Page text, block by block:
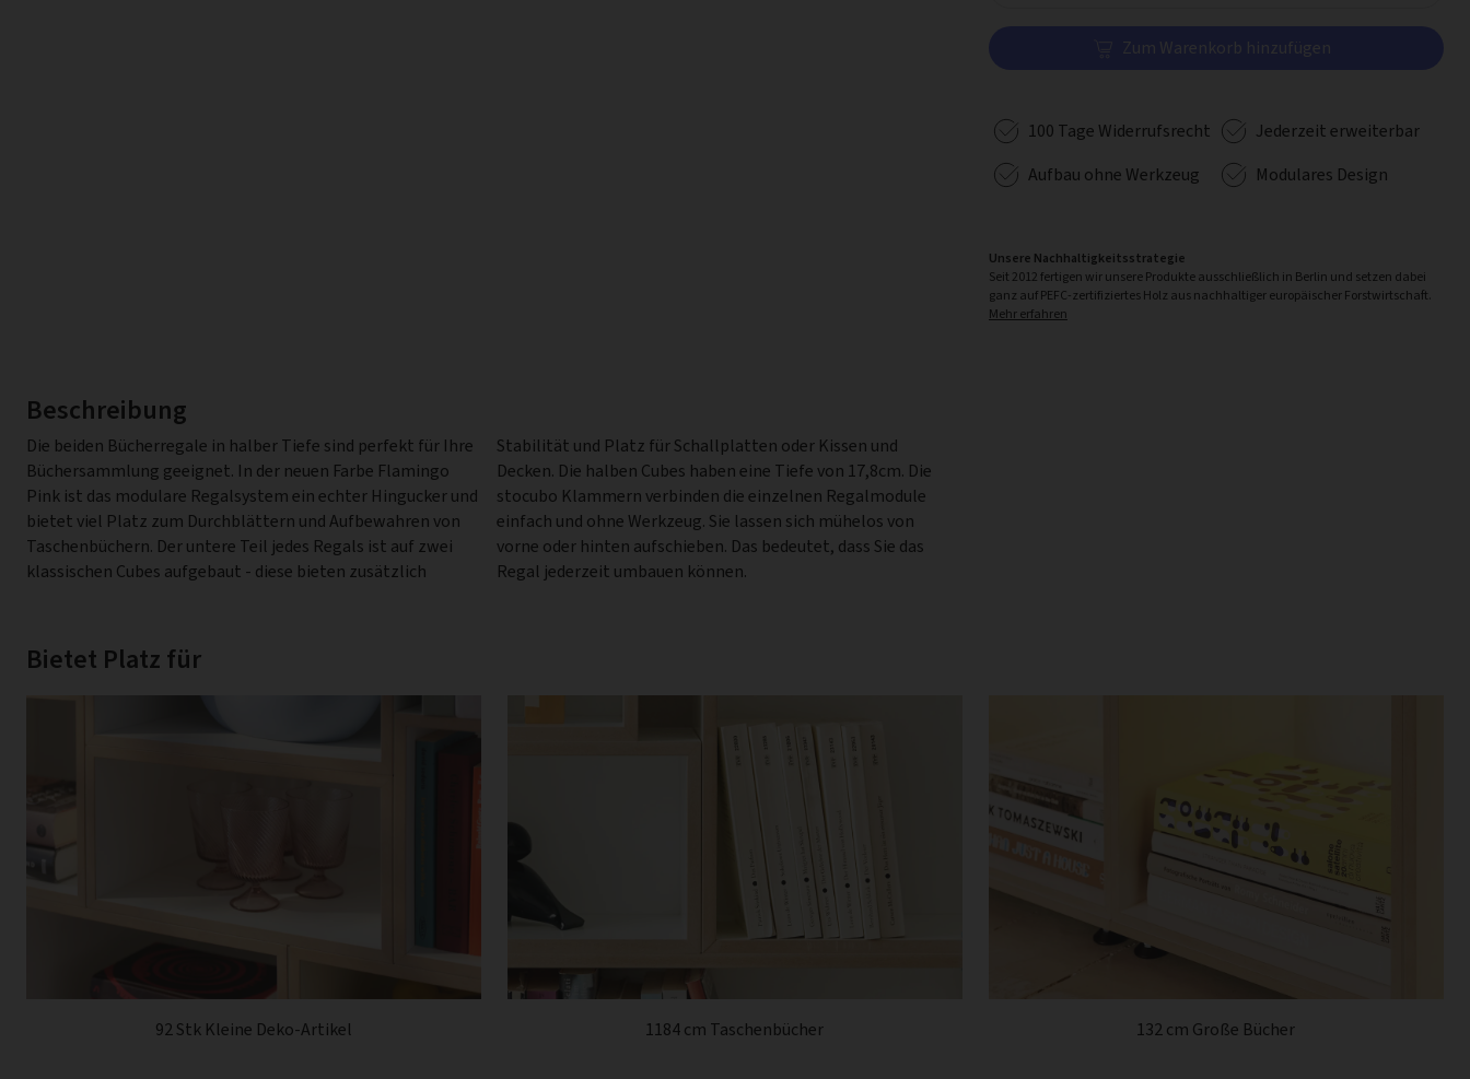
Beschreibung
Die beiden Bücherregale in halber Tiefe sind perfekt für Ihre
Büchersammlung geeignet. In der neuen Farbe Flamingo
Pink ist das modulare Regalsystem ein echter Hingucker und
bietet viel Platz zum Durchblättern und Aufbewahren von
Taschenbüchern. Der untere Teil jedes Regals ist auf zwei
klassischen Cubes aufgebaut - diese bieten zusätzlich
Stabilität und Platz für Schallplatten oder Kissen und
Decken. Die halben Cubes haben eine Tiefe von 17,8cm. Die
stocubo Klammern verbinden die einzelnen Regalmodule
einfach und ohne Werkzeug. Sie lassen sich mühelos von
vorne oder hinten aufschieben. Das bedeutet, dass Sie das
Regal jederzeit umbauen können.
Zum Warenkorb hinzufügen
100 Tage Widerrufsrecht
Jederzeit erweiterbar
Aufbau ohne Werkzeug
Modulares Design
Unsere Nachhaltigkeitsstrategie
Seit 2012 fertigen wir unsere Produkte ausschließlich in Berlin und setzen dabei
ganz auf PEFC-zertifiziertes Holz aus nachhaltiger europäischer Forstwirtschaft.
Mehr erfahren
Bietet Platz für
92 Stk Kleine Deko-Artikel 1184 cm Taschenbücher 132 cm Große Bücher